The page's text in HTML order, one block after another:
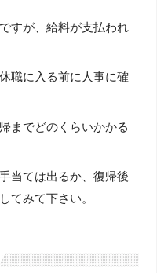
すが、給料が支払われ
職に入る前に人事に確
までどのくらいかかる
当ては出るか、復帰後
てみて下さい。